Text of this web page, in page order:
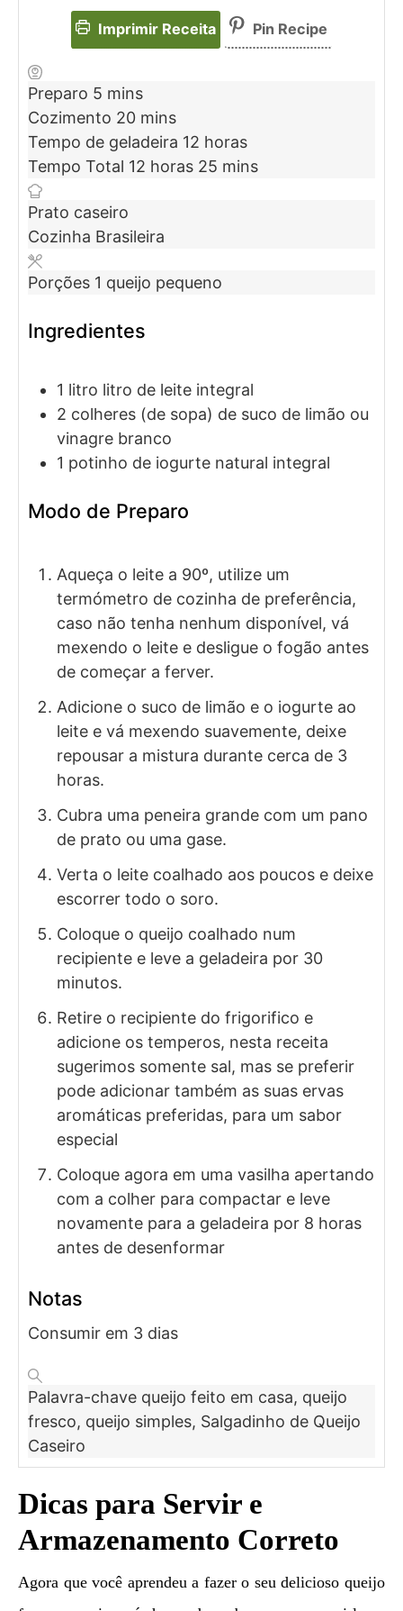
Imprimir Receita Pin Recipe
Preparo 5 mins
Cozimento 20 mins
Tempo de geladeira 12 horas
Tempo Total 12 horas 25 mins
Prato caseiro
Cozinha Brasileira
Porções 1 queijo pequeno
Ingredientes
1 litro litro de leite integral
2 colheres (de sopa) de suco de limão ou
vinagre branco
1 potinho de iogurte natural integral
Modo de Preparo
Aqueça o leite a 90º, utilize um
termómetro de cozinha de preferência,
caso não tenha nenhum disponível, vá
mexendo o leite e desligue o fogão antes
de começar a ferver.
Adicione o suco de limão e o iogurte ao
leite e vá mexendo suavemente, deixe
repousar a mistura durante cerca de 3
horas.
Cubra uma peneira grande com um pano
de prato ou uma gase.
Verta o leite coalhado aos poucos e deixe
escorrer todo o soro.
Coloque o queijo coalhado num
recipiente e leve a geladeira por 30
minutos.
Retire o recipiente do frigorifico e
adicione os temperos, nesta receita
sugerimos somente sal, mas se preferir
pode adicionar também as suas ervas
aromáticas preferidas, para um sabor
especial
Coloque agora em uma vasilha apertando
com a colher para compactar e leve
novamente para a geladeira por 8 horas
antes de desenformar
Notas
Consumir em 3 dias
Palavra-chave queijo feito em casa, queijo
fresco, queijo simples, Salgadinho de Queijo
Caseiro
Dicas para Servir e
Armazenamento Correto
Agora que você aprendeu a fazer o seu delicioso queijo